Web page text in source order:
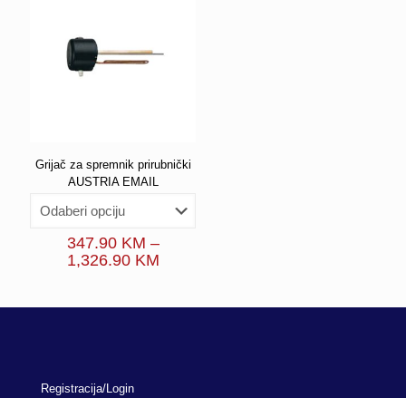
Grijač za spremnik prirubnički
AUSTRIA EMAIL
347.90 KM –
1,326.90 KMPrice
through
Registracija/Login